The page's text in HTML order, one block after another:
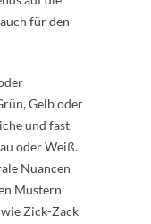
für den
Gelb oder
und fast
oder Weiß.
Nuancen
Mustern
Zick-Zack